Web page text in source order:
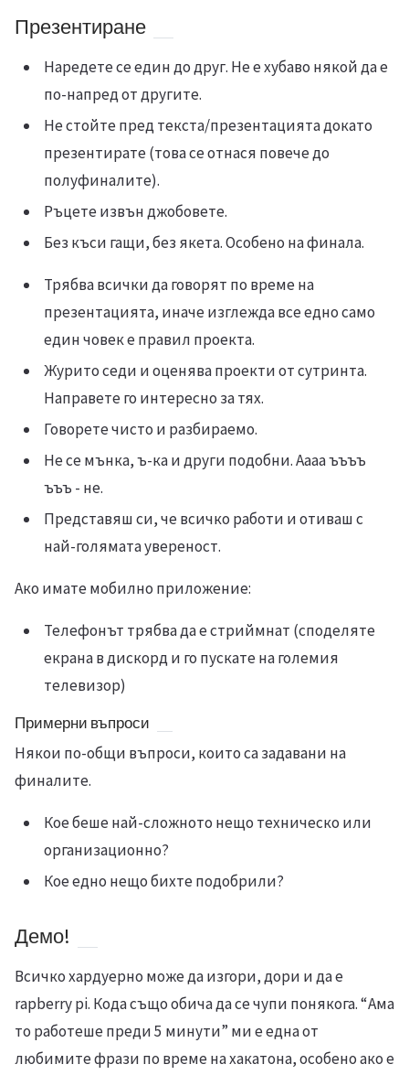
Презентиране
Наредете се един до друг. Не е хубаво някой да е
по-напред от другите.
Не стойте пред текста/презентацията докато
презентирате (това се отнася повече до
полуфиналите).
Ръцете извън джобовете.
Без къси гащи, без якета. Особено на финала.
Трябва всички да говорят по време на
презентацията, иначе изглежда все едно само
един човек е правил проекта.
Журито седи и оценява проекти от сутринта.
Направете го интересно за тях.
Говорете чисто и разбираемо.
Не се мънка, ъ-ка и други подобни. Аааа ъъъъ
ъъъ - не.
Представяш си, че всичко работи и отиваш с
най-голямата увереност.
Ако имате мобилно приложение:
Телефонът трябва да е стриймнат (споделяте
екрана в дискорд и го пускате на големия
телевизор)
Примерни въпроси
Някои по-общи въпроси, които са задавани на
финалите.
Кое беше най-сложното нещо техническо или
организационно?
Кое едно нещо бихте подобрили?
Демо!
Всичко хардуерно може да изгори, дори и да е
rapberry pi. Кода също обича да се чупи понякога. “Ама
то работеше преди 5 минути” ми е една от
любимите фрази по време на хакатона, особено ако е